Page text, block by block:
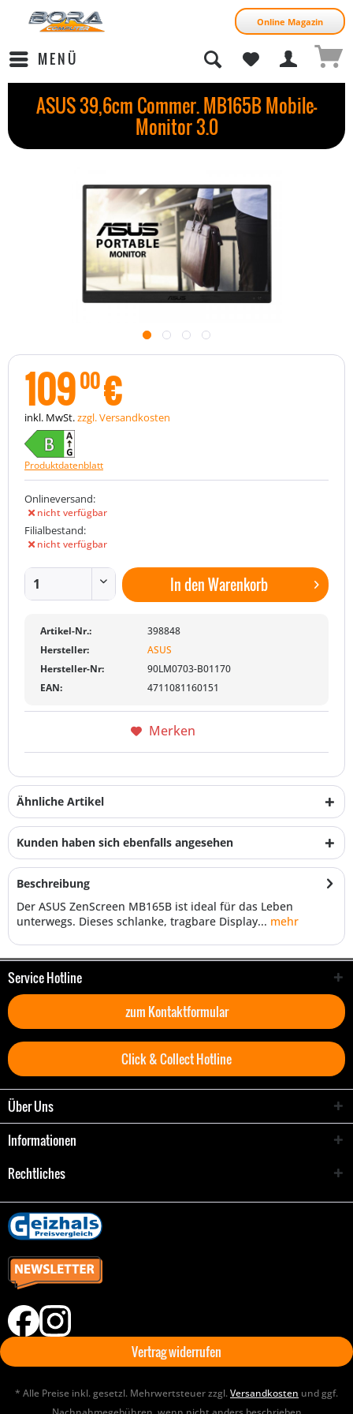
Online Magazin
MENÜ
ASUS 39,6cm Commer. MB165B Mobile-
Monitor 3.0
10900€
inkl. MwSt.zzgl. Versandkosten
Produktdatenblatt
Onlineversand:
nicht verfügbar
Filialbestand:
nicht verfügbar
In denWarenkorb
Artikel-Nr.:
398848
Hersteller:
ASUS
Hersteller-Nr:
90LM0703-B01170
EAN:
4711081160151
Merken
Ähnliche Artikel
Kunden haben sich ebenfalls angesehen
Beschreibung
Der ASUS ZenScreen MB165B ist ideal für das Leben
unterwegs. Dieses schlanke, tragbare Display... mehr
Service Hotline
zum Kontaktformular
Click & Collect Hotline
Über Uns
Informationen
Rechtliches
Vertrag widerrufen
* Alle Preise inkl. gesetzl. Mehrwertsteuer zzgl.Versandkosten und ggf.